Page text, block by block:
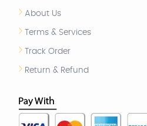
About Us
Terms & Services
Track Order
Return & Refund